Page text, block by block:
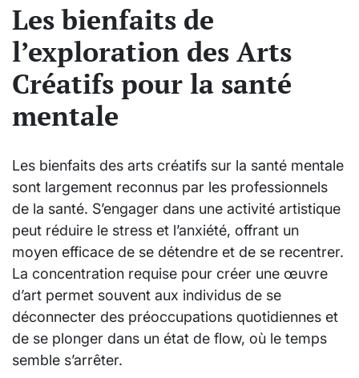
Les bienfaits de
l’exploration des Arts
Créatifs pour la santé
mentale
Les bienfaits des arts créatifs sur la santé mentale
sont largement reconnus par les professionnels
de la santé. S’engager dans une activité artistique
peut réduire le stress et l’anxiété, offrant un
moyen efficace de se détendre et de se recentrer.
La concentration requise pour créer une œuvre
d’art permet souvent aux individus de se
déconnecter des préoccupations quotidiennes et
de se plonger dans un état de flow, où le temps
semble s’arrêter.